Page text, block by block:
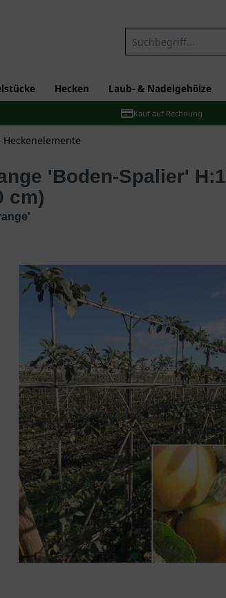
Hecken Laub- & Nadelgehölze
Kauf auf Rechnung
Heckenelemente
cm)